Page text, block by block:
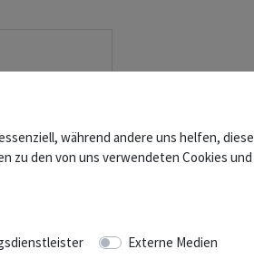
während andere uns helfen, diese
zu den von uns verwendeten Cookies und
Externe Medien